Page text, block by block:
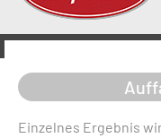
>
Einzelnes Ergebnis